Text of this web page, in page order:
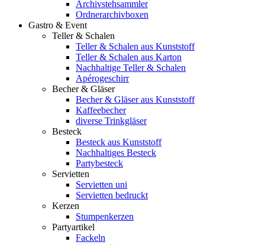
Archivstehsammler
Ordnerarchivboxen
Gastro & Event
Teller & Schalen
Teller & Schalen aus Kunststoff
Teller & Schalen aus Karton
Nachhaltige Teller & Schalen
Apérogeschirr
Becher & Gläser
Becher & Gläser aus Kunststoff
Kaffeebecher
diverse Trinkgläser
Besteck
Besteck aus Kunststoff
Nachhaltiges Besteck
Partybesteck
Servietten
Servietten uni
Servietten bedruckt
Kerzen
Stumpenkerzen
Partyartikel
Fackeln